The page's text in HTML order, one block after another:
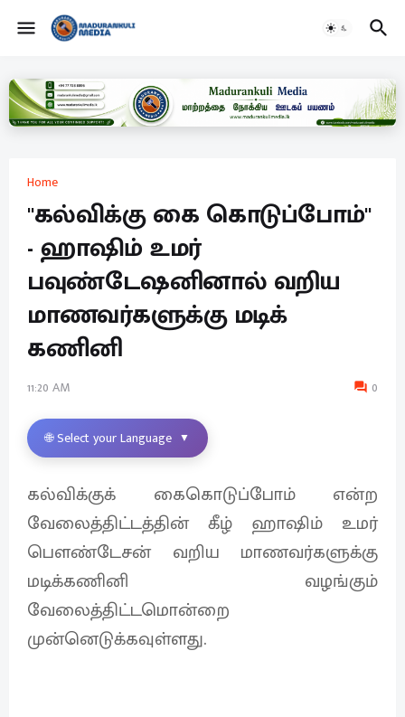
Home
"கல்விக்கு கை கொடுப்போம்"
- ஹாஷிம் உமர்
பவுண்டேஷனினால் வறிய
மாணவர்களுக்கு மடிக்
கணினி
11:20 AM 0
🌐 Select your Language ▼
கல்விக்குக் கைகொடுப்போம் என்ற
வேலைத்திட்டத்தின் கீழ் ஹாஷிம் உமர்
பௌண்டேசன் வறிய மாணவர்களுக்கு
மடிக்கணினி வழங்கும்
வேலைத்திட்டமொன்றை
முன்னெடுக்கவுள்ளது.